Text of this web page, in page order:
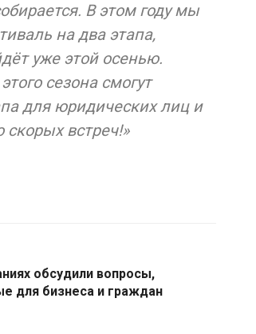
В этом году мы
на два этапа,
уже этой осенью.
сезона смогут
для юридических лиц и
встреч!»
обсудили вопросы,
для бизнеса и граждан